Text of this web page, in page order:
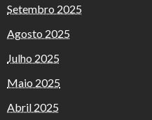
Setembro 2025
Agosto 2025
Julho 2025
Maio 2025
Abril 2025